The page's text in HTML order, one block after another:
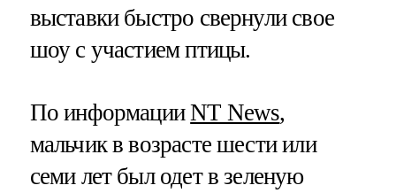
выставки быстро свернули свое
шоу с участием птицы.
По информацииNT News,
мальчик в возрасте шести или
семи лет был одет в зеленую